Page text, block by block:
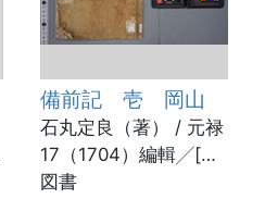
備前記 壱 岡山
石丸定良（著） / 元禄
17（1704）編輯╱[宝
永2（1705）書写]
図書